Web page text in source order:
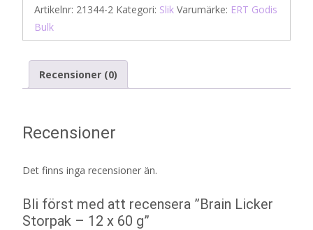
Artikelnr: 21344-2 Kategori: Slik Varumärke: ERT Godis
Bulk
Recensioner (0)
Recensioner
Det finns inga recensioner än.
Bli först med att recensera ”Brain Licker
Storpak – 12 x 60 g”